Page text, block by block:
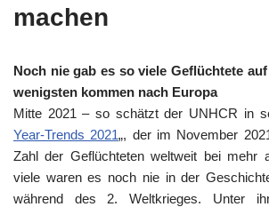
machen
Noch nie gab es so viele Geflüchtete
wenigsten kommen nach Europa
Mitte 2021 – so schätzt der UNHCR in
Year-Trends 2021„, der im November
Zahl der Geflüchteten weltweit bei mehr
viele waren es noch nie in der
während des 2. Weltkrieges. Unter